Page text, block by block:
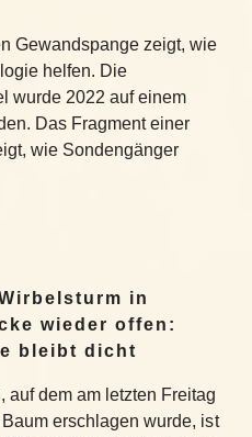
Gewandspange zeigt, wie
helfen. Die
wurde 2022 auf einem
Das Fragment einer
wie Sondengänger
in
wieder offen:
bleibt dicht
auf dem am letzten Freitag
erschlagen wurde, ist